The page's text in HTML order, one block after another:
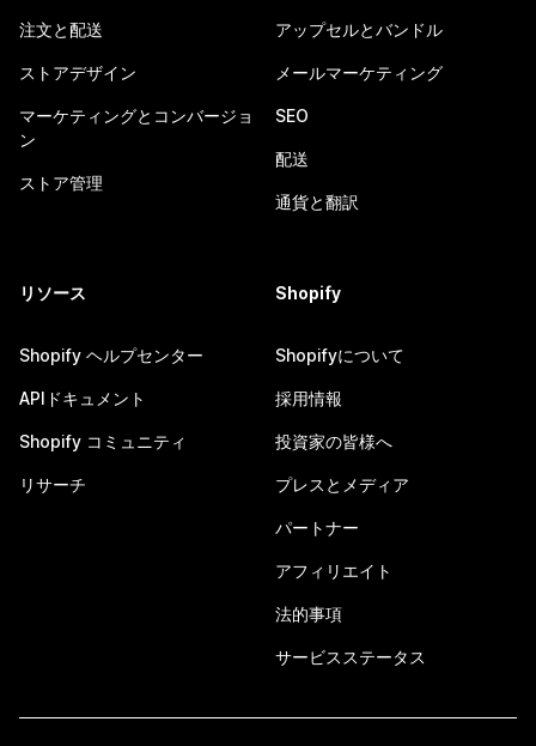
注文と配送
ストアデザイン
マーケティングとコンバージョ
ン
ストア管理
アップセルとバンドル
メールマーケティング
SEO
配送
通貨と翻訳
リソース
Shopify ヘルプセンター
APIドキュメント
Shopify コミュニティ
リサーチ
Shopify
Shopifyについて
採用情報
投資家の皆様へ
プレスとメディア
パートナー
アフィリエイト
法的事項
サービスステータス